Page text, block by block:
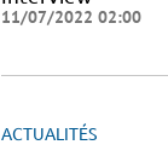
11/07/2022 02:00
ACTUALITÉS